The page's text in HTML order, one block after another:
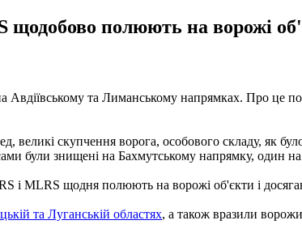
полюють на ворожі
та Лиманському напрямках. Про це
великі скупчення ворога, особового складу, як
були знищені на Бахмутському напрямку, один
і MLRS щодня полюють на ворожі об'єкти і
та Луганській областях, а також вразили